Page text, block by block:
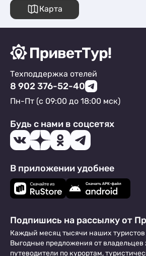
Карта
Техподдержка отелей
8 902 376-52-40
Пн-Пт (с 09:00 до 18:00 мск)
Будь с нами в соцсетях
В приложении удобнее
Подпишись на рассылку от
Каждый месяц тысячи наших туристов
Выгодные предложения от владельцев
путеводители по курортам,